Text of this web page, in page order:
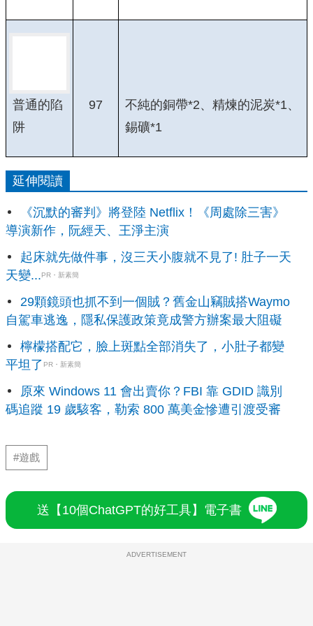
普通的陷
阱
97
不純的銅帶*2、精煉的泥炭*1、
錫礦*1
延伸閱讀
《沉默的審判》將登陸 Netflix！《周處除三害》
導演新作，阮經天、王淨主演
起床就先做件事，沒三天小腹就不見了! 肚子一天
天變...PR・新素簡
29顆鏡頭也抓不到一個賊？舊金山竊賊搭Waymo
自駕車逃逸，隱私保護政策竟成警方辦案最大阻礙
檸檬搭配它，臉上斑點全部消失了，小肚子都變
平坦了 PR・新素簡
原來 Windows 11 會出賣你？FBI 靠 GDID 識別
碼追蹤 19 歲駭客，勒索 800 萬美金慘遭引渡受審
#遊戲
送【10個ChatGPT的好工具】電子書
ADVERTISEMENT